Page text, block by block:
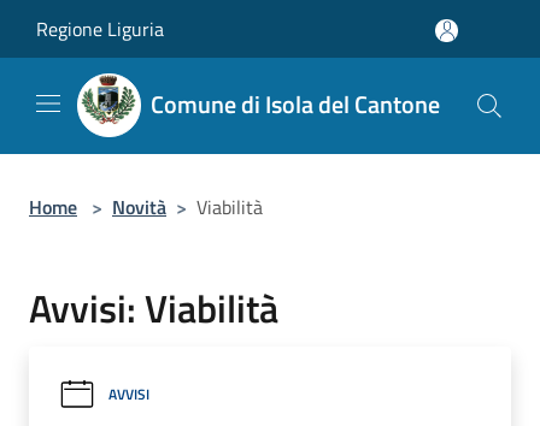
Regione Liguria
Comune di Isola del Cantone
Home > Novità > Viabilità
Avvisi: Viabilità
AVVISI